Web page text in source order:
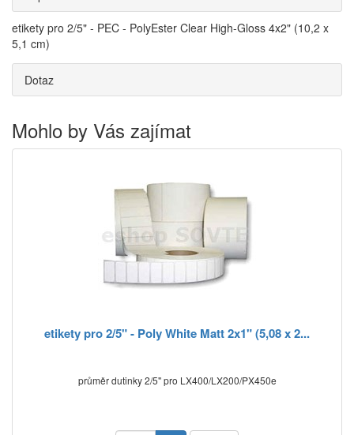
etikety pro 2/5" - PEC - PolyEster Clear High-Gloss 4x2" (10,2 x
5,1 cm)
Dotaz
Mohlo by Vás zajímat
etikety pro 2/5" - Poly White Matt 2x1" (5,08 x 2...
průměr dutinky 2/5" pro LX400/LX200/PX450e